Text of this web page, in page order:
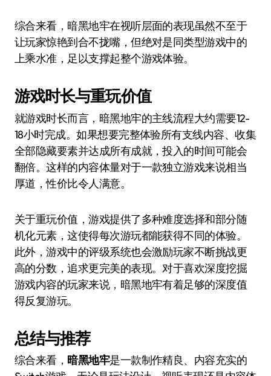
综合来看，暗黑地牢在视听层面的表现虽然不至于
让玩家惊艳到合不拢嘴，但绝对是同类型游戏中的
上乘水准，足以支撑起整个游戏体验。
游戏时长与重玩价值
就游戏时长而言，暗黑地牢的主线流程大约需要12-
18小时完成。如果想要完整体验所有支线内容、收集
全部隐藏要素并达成所有成就，投入的时间可能会
翻倍。这样的内容体量对于一款独立游戏来说相当
厚道，性价比令人满意。
关于重玩价值，游戏提供了多种难度选择和部分随
机化元素，这使得每次游玩都能获得不同的体验。
此外，游戏中的评级系统也会激励玩家不断挑战更
高的分数，追求更完美的表现。对于喜欢深度挖掘
游戏内容的玩家来说，暗黑地牢有着足够的深度值
得反复游玩。
总结与推荐
综合来看， 暗黑地牢是一款制作精良、内容充实的